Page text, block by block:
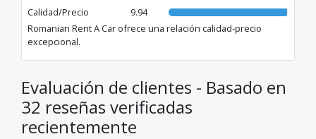
Calidad/Precio
9.94
Romanian Rent A Car ofrece una relación calidad-precio
excepcional.
Evaluación de clientes - Basado en
32 reseñas verificadas
recientemente